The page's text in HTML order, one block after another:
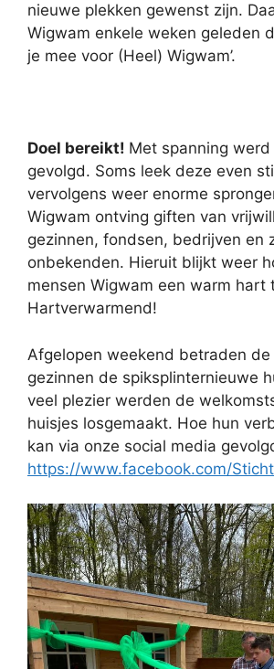
nieuwe plekken gewenst zijn.
Wigwam enkele weken geleden
je mee voor (Heel) Wigwam’.
Doel bereikt! Met spanning
gevolgd. Soms leek deze even
vervolgens weer enorme
Wigwam ontving giften van
gezinnen, fondsen, bedrijven en
onbekenden. Hieruit blijkt weer
mensen Wigwam een warm hart
Hartverwarmend!
Afgelopen weekend betraden de
gezinnen de spiksplinternieuwe
veel plezier werden de
huisjes losgemaakt. Hoe hun
kan via onze social media
https://www.facebook.com/